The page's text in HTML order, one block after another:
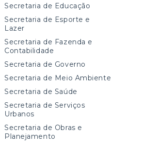
Secretaria de Educação
Secretaria de Esporte e
Lazer
Secretaria de Fazenda e
Contabilidade
Secretaria de Governo
Secretaria de Meio Ambiente
Secretaria de Saúde
Secretaria de Serviços
Urbanos
Secretaria de Obras e
Planejamento